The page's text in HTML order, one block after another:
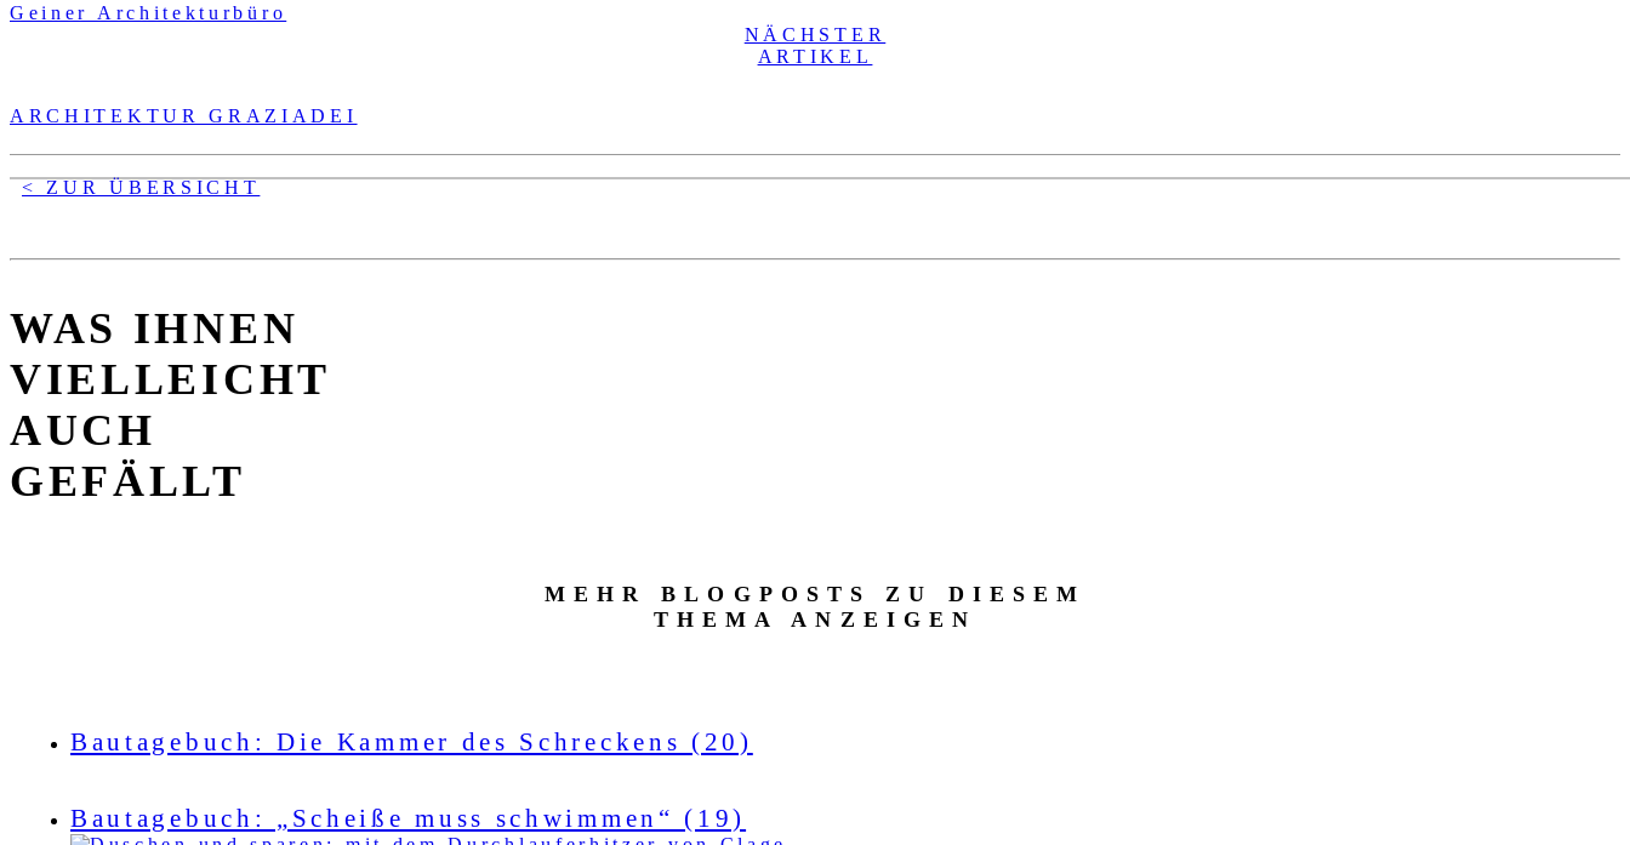
Geiner Architekturbüro
NÄCHSTER
ARTIKEL
ARCHITEKTUR GRAZIADEI
< ZUR ÜBERSICHT
WAS IHNEN
VIELLEICHT
AUCH
GEFÄLLT
MEHR BLOGPOSTS ZU DIESEM
THEMA ANZEIGEN
Bautagebuch: Die Kammer des Schreckens (20)
Bautagebuch: „Scheiße muss schwimmen“ (19)